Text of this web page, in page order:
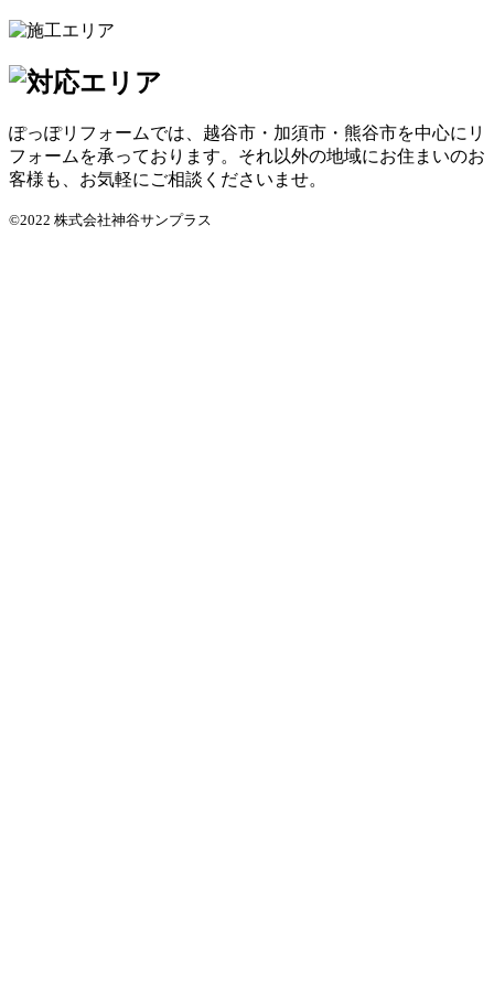
ぽっぽリフォームでは、越谷市・加須市・熊谷市を中心にリ
フォームを承っております。それ以外の地域にお住まいのお
客様も、お気軽にご相談くださいませ。
©2022 株式会社神谷サンプラス